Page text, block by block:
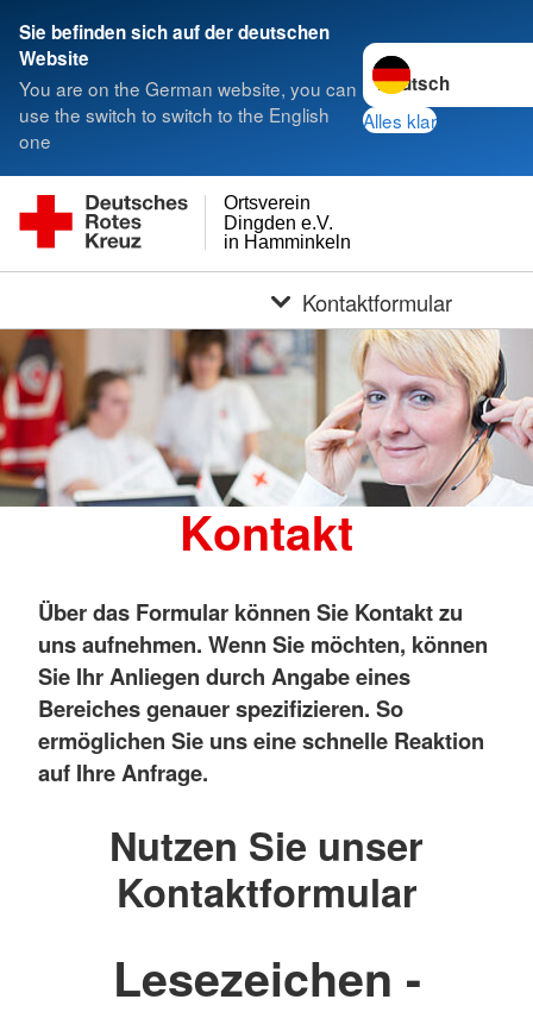
Sie befinden sich auf der deutschen
Website
You are on the German website, you can
use the switch to switch to the English
one
Sprache wechseln
Alles klar
in Hamminkeln
Dingden e.V.
Ortsverein
Kontaktformular
Kontakt
Über das Formular können Sie Kontakt zu
uns aufnehmen. Wenn Sie möchten, können
Sie Ihr Anliegen durch Angabe eines
Bereiches genauer spezifizieren. So
ermöglichen Sie uns eine schnelle Reaktion
auf Ihre Anfrage.
Nutzen Sie unser
Kontaktformular
Lesezeichen -